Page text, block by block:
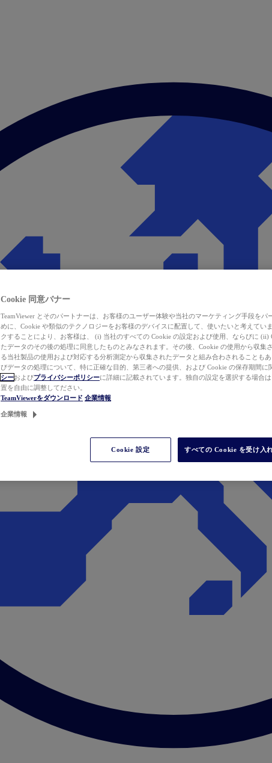
Cookie 同意バナー
TeamViewer とそのパートナーは、お客様のユーザー体験や当社のマーケティング手段をパ
めに、Cookie や類似のテクノロジーをお客様のデバイスに配置して、使いたいと考えていま
クすることにより、お客様は、 (i) 当社のすべての Cookie の設定および使用、ならびに (ii)
たデータのその後の処理に同意したものとみなされます。その後、Cookie の使用から収集
る当社製品の使用および対応する分析測定から収集されたデータと組み合わされることも
びデータの処理について、特に正確な目的、第三者への提供、および Cookie の保存期間に
シーおよびプライバシーポリシーに詳細に記載されています。独自の設定を選択する場合
置を自由に調整してださい。
TeamViewerをダウンロード 企業情報
企業情報
Cookie 設定 すべての Cookie を受け入